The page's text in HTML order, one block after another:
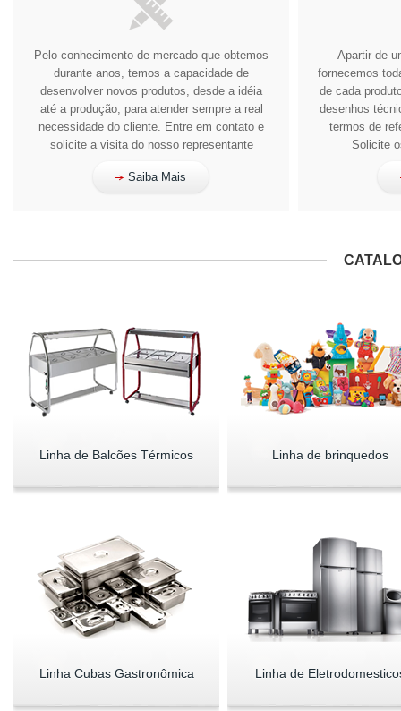
Pelo conhecimento de mercado que obtemos
durante anos, temos a capacidade de
desenvolver novos produtos, desde a idéia
até a produção, para atender sempre a real
necessidade do cliente. Entre em contato e
solicite a visita do nosso representante
Saiba Mais
Apartir de
fornecemos
de cada
desenhos
termos de
Solicite
Linha de Balcões Térmicos Linha de brinquedos
Linha Cubas Gastronômica Linha de